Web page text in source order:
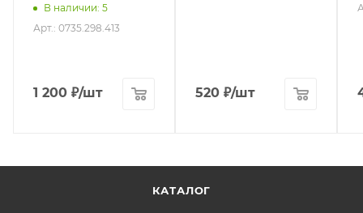
В наличии: 5
Арт.: 0735.298.413
1 200 ₽/шт 520 ₽/шт
КАТАЛОГ